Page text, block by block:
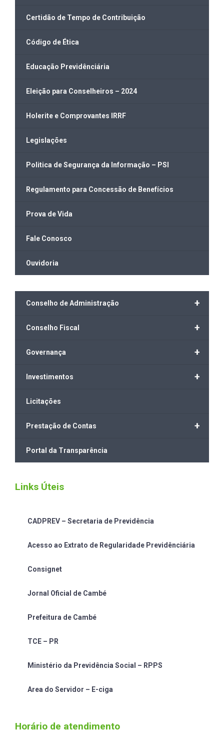
Certidão de Tempo de Contribuição
Código de Ética
Educação Previdênciária
Eleição para Conselheiros – 2024
Holerite e Comprovantes IRRF
Legislações
Politica de Segurança da Informação – PSI
Regulamento para Concessão de Benefícios
Prova de Vida
Fale Conosco
Ouvidoria
+
Conselho de Administração
+
Conselho Fiscal
+
Governança
+
Investimentos
Licitações
+
Prestação de Contas
Portal da Transparência
Links Úteis
CADPREV – Secretaria de Previdência
Acesso ao Extrato de Regularidade Previdênciária
Consignet
Jornal Oficial de Cambé
Prefeitura de Cambé
TCE – PR
Ministério da Previdência Social – RPPS
Area do Servidor – E-ciga
Horário de atendimento